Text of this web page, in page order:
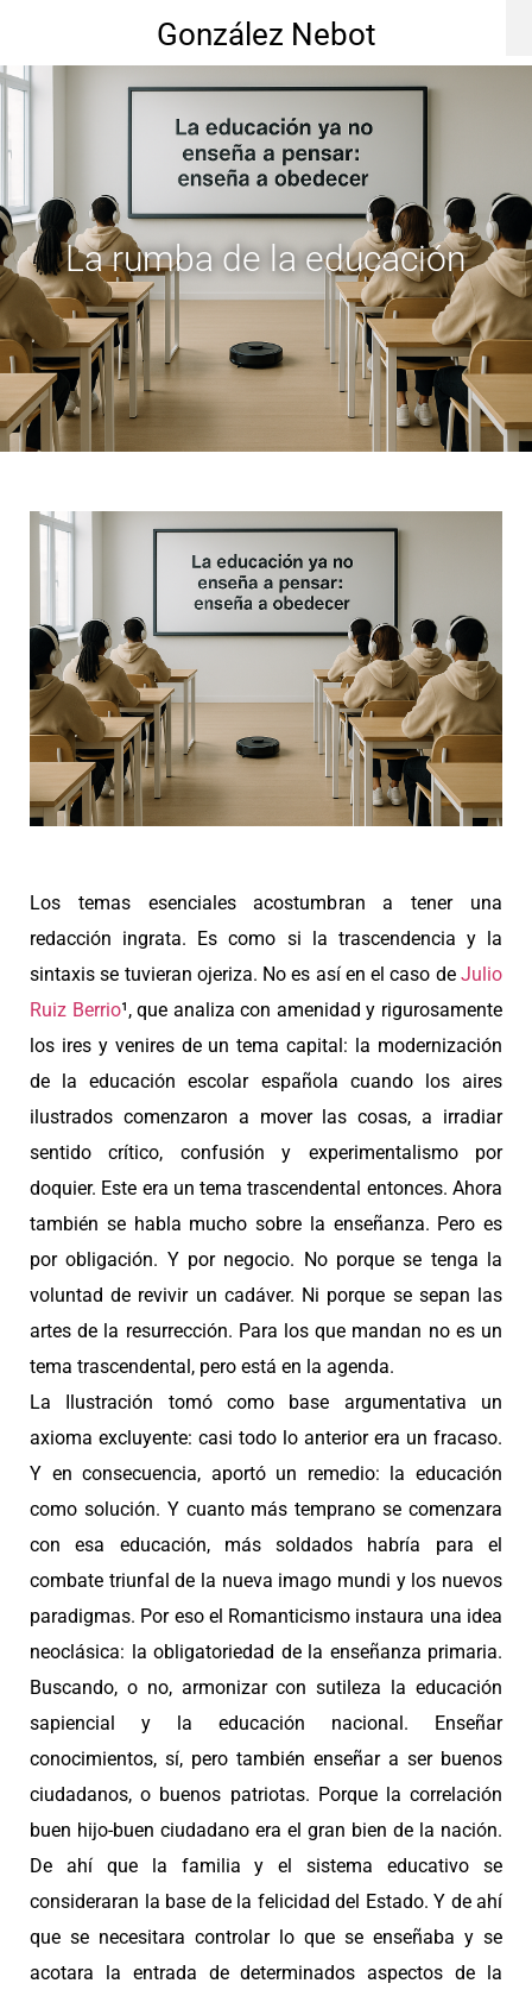
González Nebot
La rumba de la educación
Los temas esenciales acostumbran a tener una
redacción ingrata. Es como si la trascendencia y la
sintaxis se tuvieran ojeriza. No es así en el caso de Julio
Ruiz Berrio¹, que analiza con amenidad y rigurosamente
los ires y venires de un tema capital: la modernización
de la educación escolar española cuando los aires
ilustrados comenzaron a mover las cosas, a irradiar
sentido crítico, confusión y experimentalismo por
doquier. Este era un tema trascendental entonces. Ahora
también se habla mucho sobre la enseñanza. Pero es
por obligación. Y por negocio. No porque se tenga la
voluntad de revivir un cadáver. Ni porque se sepan las
artes de la resurrección. Para los que mandan no es un
tema trascendental, pero está en la agenda.
La Ilustración tomó como base argumentativa un
axioma excluyente: casi todo lo anterior era un fracaso.
Y en consecuencia, aportó un remedio: la educación
como solución. Y cuanto más temprano se comenzara
con esa educación, más soldados habría para el
combate triunfal de la nueva imago mundi y los nuevos
paradigmas. Por eso el Romanticismo instaura una idea
neoclásica: la obligatoriedad de la enseñanza primaria.
Buscando, o no, armonizar con sutileza la educación
sapiencial y la educación nacional. Enseñar
conocimientos, sí, pero también enseñar a ser buenos
ciudadanos, o buenos patriotas. Porque la correlación
buen hijo-buen ciudadano era el gran bien de la nación.
De ahí que la familia y el sistema educativo se
consideraran la base de la felicidad del Estado. Y de ahí
que se necesitara controlar lo que se enseñaba y se
acotara la entrada de determinados aspectos de la